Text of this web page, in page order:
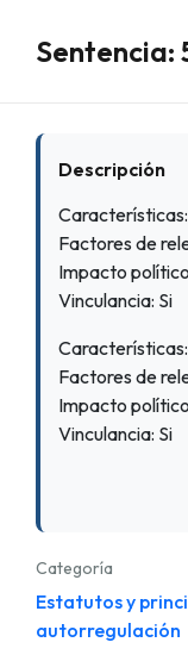
Sentencia:
Descripción
Características:
Factores de
Impacto político
Vinculancia: Si
Características:
Factores de
Impacto político
Vinculancia: Si
Categoría
Estatutos y
autorregulación